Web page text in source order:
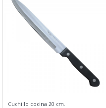
Cuchillo cocina 20 cm.